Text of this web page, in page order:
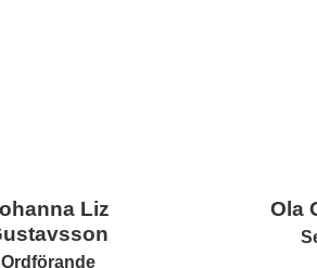
Liz
Ordförande
Ola